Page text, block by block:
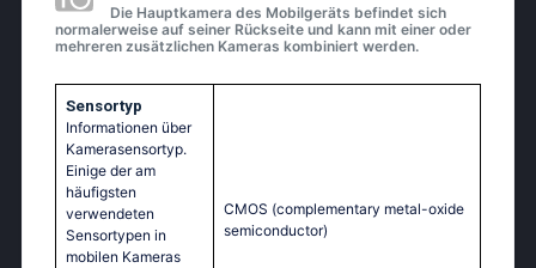
Die Hauptkamera des Mobilgeräts befindet sich
normalerweise auf seiner Rückseite und kann mit einer oder
mehreren zusätzlichen Kameras kombiniert werden.
Sensortyp
Informationen über
Kamerasensortyp.
Einige der am
häufigsten
verwendeten
Sensortypen in
mobilen Kameras
CMOS (complementary metal-oxide
semiconductor)